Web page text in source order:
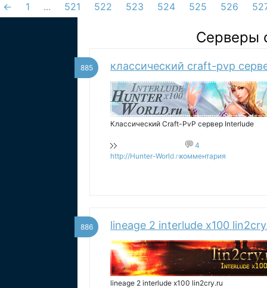
← 1 ... 521 522 523 524 525 526
Серверы
885 классический craft-pvp
Классический Craft-PvP сервер Interlude
http://Hunter-World.ru
4
комментария
886 lineage 2 interlude x100
lineage 2 interlude x100 lin2cry.ru